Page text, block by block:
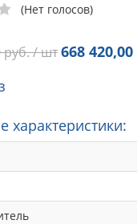
(Нет голосов)
руб. / шт668 420,00
характеристики: